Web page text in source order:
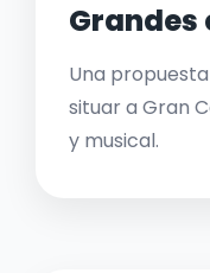
Una
situar a Gran
y musical.